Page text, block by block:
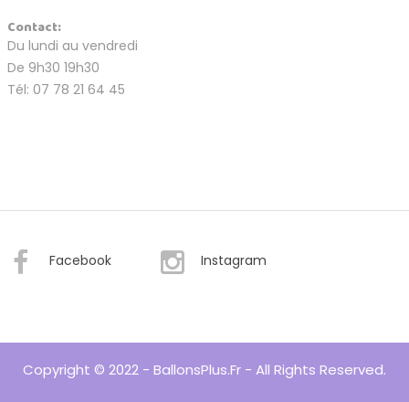
Contact:
Du lundi au vendredi
De 9h30 19h30
Tél: 07 78 21 64 45
Facebook Instagram
Copyright © 2022 - BallonsPlus.fr - All Rights Reserved.